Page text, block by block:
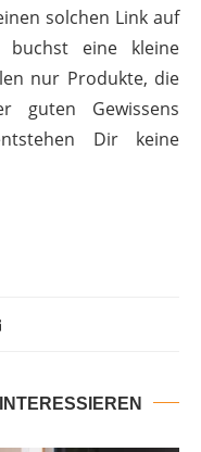
solchen Link auf
buchst eine kleine
nur Produkte, die
guten Gewissens
Dir keine